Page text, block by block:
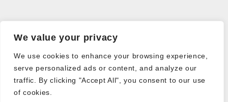
We value your privacy
We use cookies to enhance your browsing experience,
serve personalized ads or content, and analyze our
traffic. By clicking "Accept All", you consent to our use
of cookies.